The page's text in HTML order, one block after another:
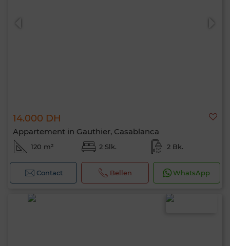
14.000 DH
Appartement in Gauthier, Casablanca
120 m² 2 Slk. 2 Bk.
Contact Bellen WhatsApp